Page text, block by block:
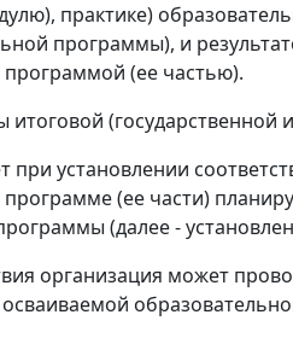
практике)
программы), и
(ее частью).
итоговой (государственной
при установлении
(ее части)
(далее -
организация может